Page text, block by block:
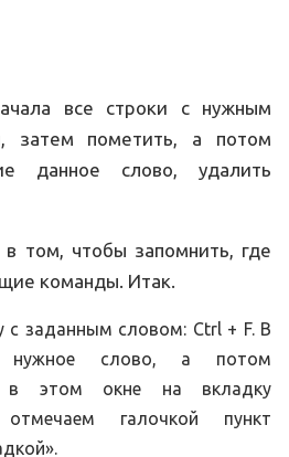
все строки с нужным
затем пометить, а потом
данное слово, удалить
в том, чтобы запомнить, где
команды. Итак.
с заданным словом: Ctrl + F. В
нужное слово, а потом
в этом окне на вкладку
галочкой пункт